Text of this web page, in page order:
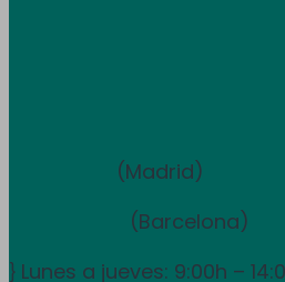
(Madrid)
(Barcelona)
} Lunes a jueves: 9:00h –